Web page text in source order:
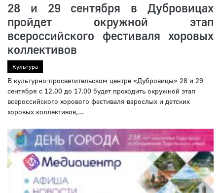
28 и 29 сентября в Дубровицах
пройдет окружной этап
всероссийского фестиваля хоровых
коллективов
Культура
В культурно-просветительском центре «Дубровицы» 28 и 29
сентября с 12.00 до 17.00 будет проходить окружной этап
всероссийского хорового фестиваля взрослых и детских
хоровых коллективов,...